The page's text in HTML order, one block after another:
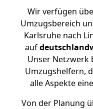
Wir verfügen
Umzugsbereich
Karlsruhe nach
auf
Unser Netzwerk
Umzugshelfern,
alle Aspekte
Von der Planung